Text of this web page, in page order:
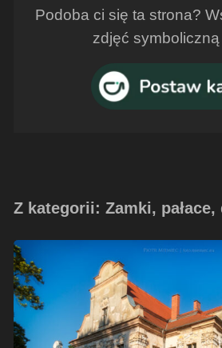
Podoba ci się ta strona?
zdjęć
Z kategorii: Zamki, pałace,
Pałac
w
Turawie
–
sierpień
2016